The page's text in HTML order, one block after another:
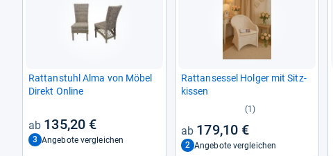
Rat­t­an­stuhl Alma von Möbel
Direkt Online
135,20 €
3 Angebote vergleichen
Rat­t­an­ses­sel Hol­ger mit Sitz­
kis­sen
(1)
179,10 €
2 Angebote vergleichen